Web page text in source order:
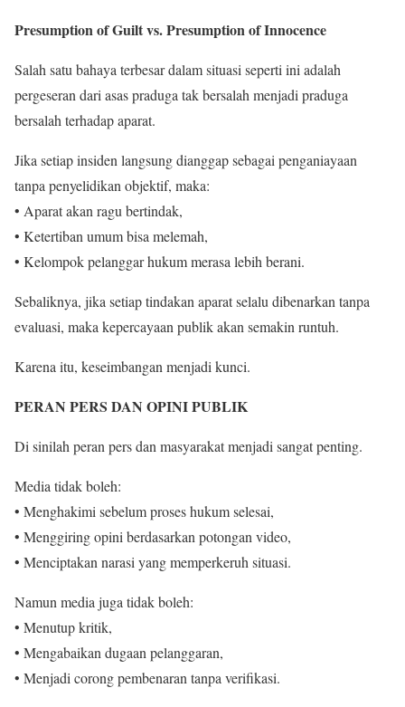
Presumption of Guilt vs. Presumption of Innocence
Salah satu bahaya terbesar dalam situasi seperti ini adalah
pergeseran dari asas praduga tak bersalah menjadi praduga
bersalah terhadap aparat.
Jika setiap insiden langsung dianggap sebagai penganiayaan
tanpa penyelidikan objektif, maka:
• Aparat akan ragu bertindak,
• Ketertiban umum bisa melemah,
• Kelompok pelanggar hukum merasa lebih berani.
Sebaliknya, jika setiap tindakan aparat selalu dibenarkan tanpa
evaluasi, maka kepercayaan publik akan semakin runtuh.
Karena itu, keseimbangan menjadi kunci.
PERAN PERS DAN OPINI PUBLIK
Di sinilah peran pers dan masyarakat menjadi sangat penting.
Media tidak boleh:
• Menghakimi sebelum proses hukum selesai,
• Menggiring opini berdasarkan potongan video,
• Menciptakan narasi yang memperkeruh situasi.
Namun media juga tidak boleh:
• Menutup kritik,
• Mengabaikan dugaan pelanggaran,
• Menjadi corong pembenaran tanpa verifikasi.